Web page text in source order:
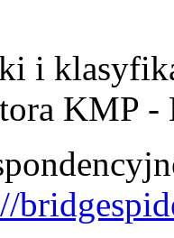
i
KMP -